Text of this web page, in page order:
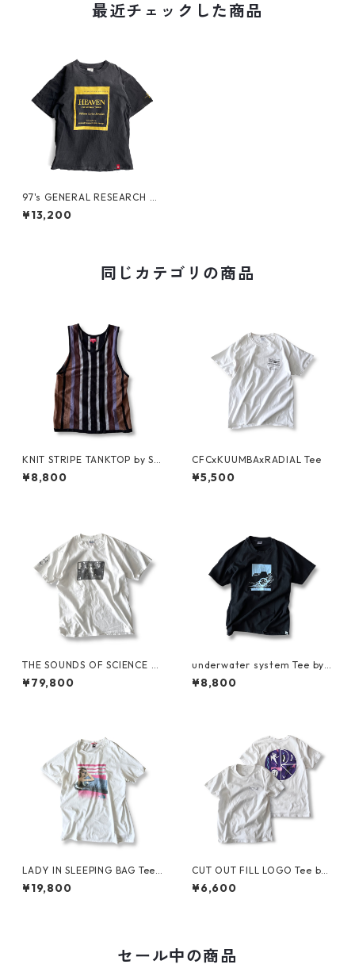
最近チェックした商品
97's GENERAL RESEARCH T
Shirt_2
¥13,200
同じカテゴリの商品
KNIT STRIPE TANKTOP by Su
preme
¥8,800
CFCxKUUMBAxRADIAL Tee
¥5,500
THE SOUNDS OF SCIENCE fo
r Grand Royal Tee by BEASTI
E BOYS
¥79,800
underwater system Tee by S
ARCASTIC
¥8,800
LADY IN SLEEPING BAG Tee
by THE NORTH FACE
¥19,800
CUT OUT FILL LOGO Tee by
Polar Skate Co.
¥6,600
セール中の商品